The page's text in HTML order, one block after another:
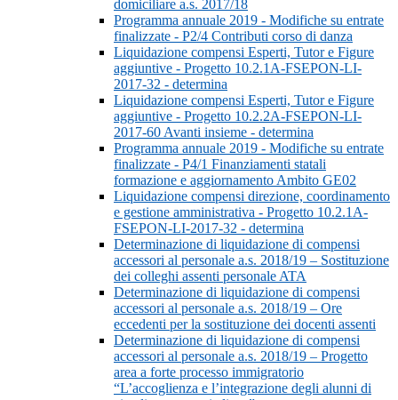
domiciliare a.s. 2017/18
Programma annuale 2019 - Modifiche su entrate
finalizzate - P2/4 Contributi corso di danza
Liquidazione compensi Esperti, Tutor e Figure
aggiuntive - Progetto 10.2.1A-FSEPON-LI-
2017-32 - determina
Liquidazione compensi Esperti, Tutor e Figure
aggiuntive - Progetto 10.2.2A-FSEPON-LI-
2017-60 Avanti insieme - determina
Programma annuale 2019 - Modifiche su entrate
finalizzate - P4/1 Finanziamenti statali
formazione e aggiornamento Ambito GE02
Liquidazione compensi direzione, coordinamento
e gestione amministrativa - Progetto 10.2.1A-
FSEPON-LI-2017-32 - determina
Determinazione di liquidazione di compensi
accessori al personale a.s. 2018/19 – Sostituzione
dei colleghi assenti personale ATA
Determinazione di liquidazione di compensi
accessori al personale a.s. 2018/19 – Ore
eccedenti per la sostituzione dei docenti assenti
Determinazione di liquidazione di compensi
accessori al personale a.s. 2018/19 – Progetto
area a forte processo immigratorio
“L’accoglienza e l’integrazione degli alunni di